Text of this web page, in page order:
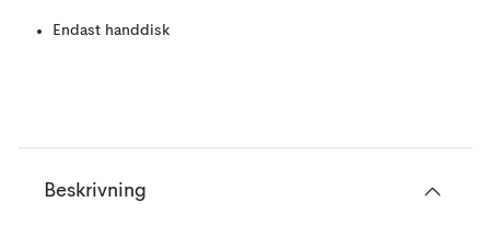
Endast handdisk
Beskrivning